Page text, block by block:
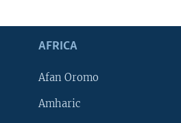
AFRICA
Afan Oromo
Amharic